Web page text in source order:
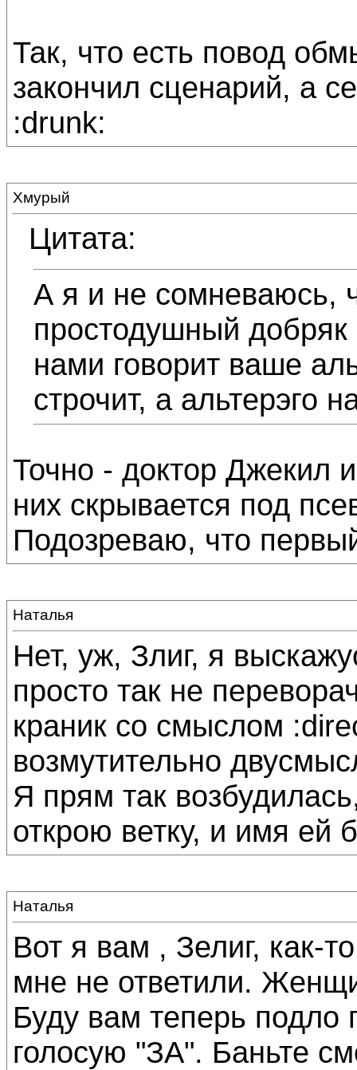
Так, что есть повод
закончил сценарий, а
:drunk:
Хмурый
Цитата:
А я и не сомневаюсь,
простодушный
нами говорит ваше
строчит, а альтерэго
Точно - доктор Джекил
них скрывается под
Подозреваю, что
Наталья
Нет, уж, Злиг, я
просто так не
краник со смыслом
возмутительно
Я прям так
открою ветку, и имя ей
Наталья
Вот я вам , Зелиг, как-
мне не ответили.
Буду вам теперь подло
голосую "ЗА". Баньте